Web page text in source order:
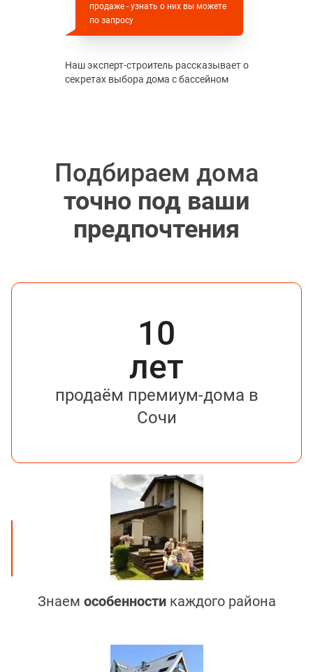
продаже - узнать о них вы можете
по запросу
Наш эксперт-строитель рассказывает о
секретах выбора дома с бассейном
Подбираем дома
точно под ваши
предпочтения
10
лет
продаём премиум-дома в
Сочи
Знаем особенностикаждого района